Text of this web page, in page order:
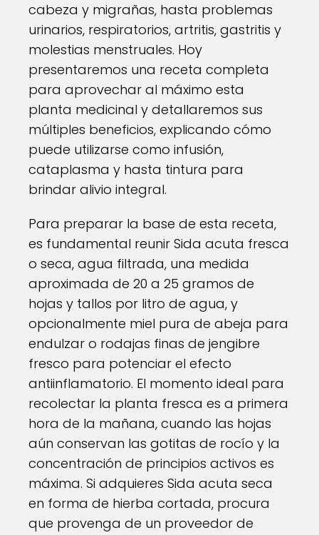
cabeza y migrañas, hasta problemas
urinarios, respiratorios, artritis, gastritis y
molestias menstruales. Hoy
presentaremos una receta completa
para aprovechar al máximo esta
planta medicinal y detallaremos sus
múltiples beneficios, explicando cómo
puede utilizarse como infusión,
cataplasma y hasta tintura para
brindar alivio integral.
Para preparar la base de esta receta,
es fundamental reunir Sida acuta fresca
o seca, agua filtrada, una medida
aproximada de 20 a 25 gramos de
hojas y tallos por litro de agua, y
opcionalmente miel pura de abeja para
endulzar o rodajas finas de jengibre
fresco para potenciar el efecto
antiinflamatorio. El momento ideal para
recolectar la planta fresca es a primera
hora de la mañana, cuando las hojas
aún conservan las gotitas de rocío y la
concentración de principios activos es
máxima. Si adquieres Sida acuta seca
en forma de hierba cortada, procura
que provenga de un proveedor de